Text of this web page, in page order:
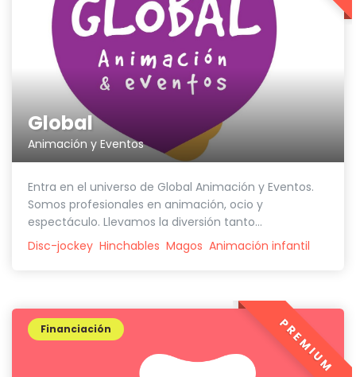
Global
Animación y Eventos
Entra en el universo de Global Animación y Eventos.
Somos profesionales en animación, ocio y
espectáculo. Llevamos la diversión tanto...
Disc-jockey Hinchables Magos Animación infantil
Financiación PREMIUM